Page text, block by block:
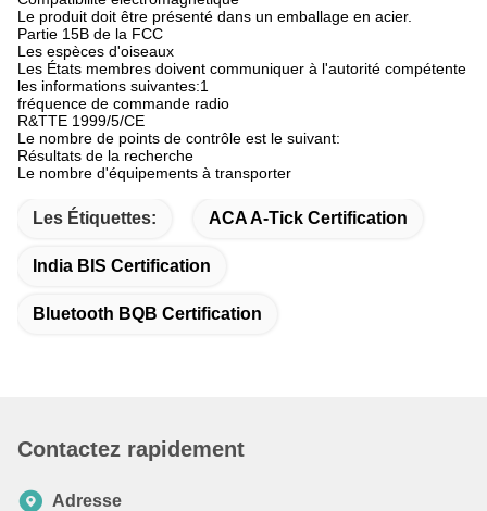
Le produit doit être présenté dans un emballage en acier.
Partie 15B de la FCC
Les espèces d'oiseaux
Les États membres doivent communiquer à l'autorité compétente
les informations suivantes:1
fréquence de commande radio
R&TTE 1999/5/CE
Le nombre de points de contrôle est le suivant:
Résultats de la recherche
Le nombre d'équipements à transporter
Les Étiquettes: ACA A-Tick Certification
India BIS Certification
Bluetooth BQB Certification
Contactez rapidement
Adresse